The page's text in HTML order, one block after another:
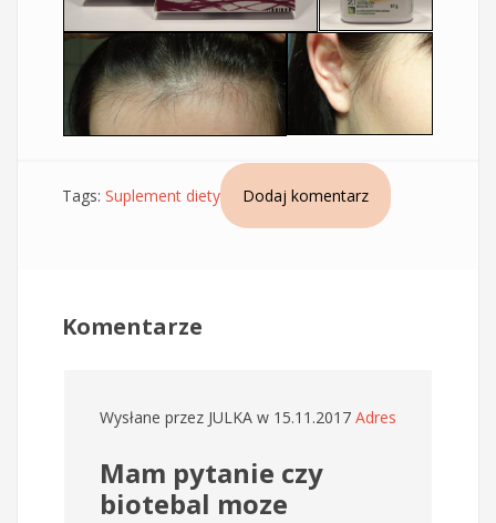
Tags: Suplement diety Dodaj komentarz
Komentarze
Wysłane przez JULKA w 15.11.2017 Adres
Mam pytanie czy
biotebal moze